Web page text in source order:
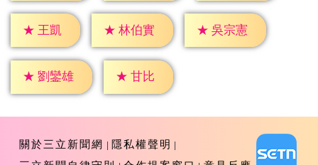
★ 王凱 ★ 林伯實 ★ 吳宗憲
★ 劉鑾雄 ★ 甘比
關於三立新聞網
隱私權聲明